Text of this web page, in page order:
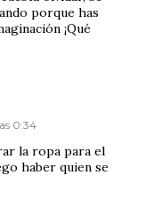
porque has
¡Qué
0:34
la ropa para el
haber quien se